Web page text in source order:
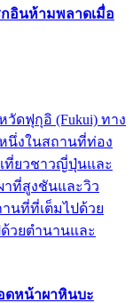
กอินห้ามพลาดเมื่อ
วัดฟุกุอิ (Fukui) ทาง
นึ่งในสถานที่ท่อง
ที่ยวชาวญี่ปุ่นและ
าที่สูงชันและวิว
นที่ที่เต็มไปด้วย
วยตำนานและ
ดหน้าผาหินบะ